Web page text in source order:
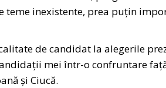
teme inexistente, prea puțin
de candidat la alegerile
mei într-o confruntare
și Ciucă.